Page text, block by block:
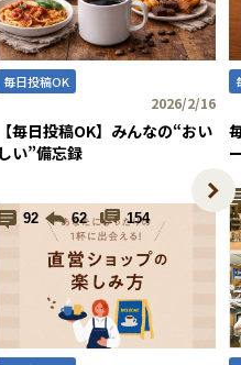
毎日投稿OK
2026/2/16
【毎日投稿OK】みんなの“おい
しい”備忘録
92 62 154